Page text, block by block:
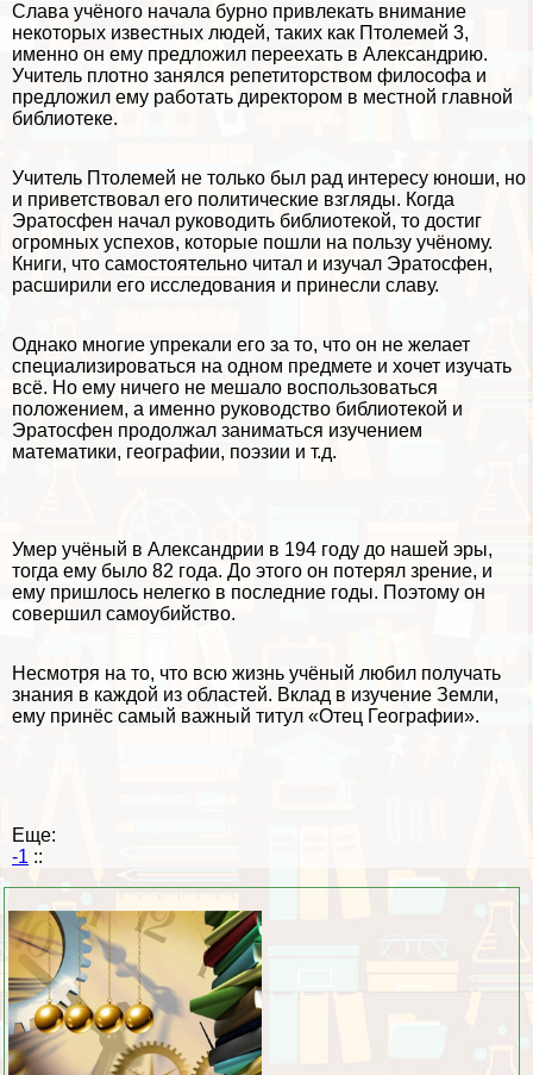
Слава учёного начала бурно привлекать внимание
некоторых известных людей, таких как Птолемей 3,
именно он ему предложил переехать в Александрию.
Учитель плотно занялся репетиторством философа и
предложил ему работать директором в местной главной
библиотеке.
Учитель Птолемей не только был рад интересу юноши, но
и приветствовал его политические взгляды. Когда
Эратосфен начал руководить библиотекой, то достиг
огромных успехов, которые пошли на пользу учёному.
Книги, что самостоятельно читал и изучал Эратосфен,
расширили его исследования и принесли славу.
Однако многие упрекали его за то, что он не желает
специализироваться на одном предмете и хочет изучать
всё. Но ему ничего не мешало воспользоваться
положением, а именно руководство библиотекой и
Эратосфен продолжал заниматься изучением
математики, географии, поэзии и т.д.
Умер учёный в Александрии в 194 году до нашей эры,
тогда ему было 82 года. До этого он потерял зрение, и
ему пришлось нелегко в последние годы. Поэтому он
совершил самоубийство.
Несмотря на то, что всю жизнь учёный любил получать
знания в каждой из областей. Вклад в изучение Земли,
ему принёс самый важный титул «Отец Географии».
Еще:
-1 ::